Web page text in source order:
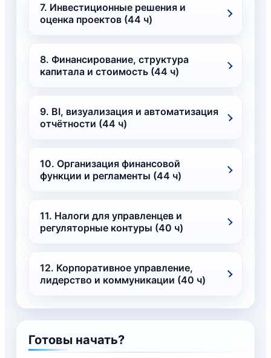
7. Инвестиционные решения и
оценка проектов (44 ч)
8. Финансирование, структура
капитала и стоимость (44 ч)
9. BI, визуализация и автоматизация
отчётности (44 ч)
10. Организация финансовой
функции и регламенты (44 ч)
11. Налоги для управленцев и
регуляторные контуры (40 ч)
12. Корпоративное управление,
лидерство и коммуникации (40 ч)
Готовы начать?